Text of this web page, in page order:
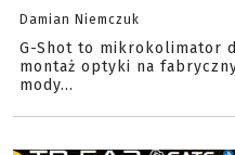
Damian Niemczuk
G-Shot to mikrokolimator
montaż optyki na
mody...